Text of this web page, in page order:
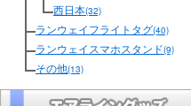
西日本(32)
ランウェイフライトタグ(40)
ランウェイスマホスタンド(9)
その他(13)